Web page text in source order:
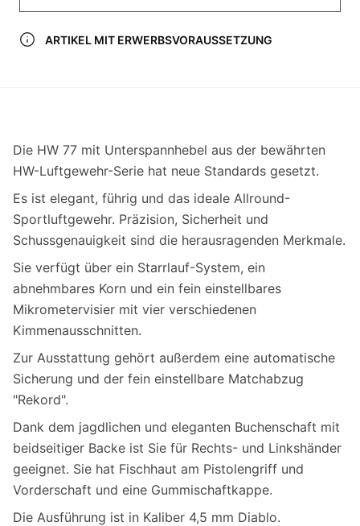
ARTIKEL MIT ERWERBSVORAUSSETZUNG
Die HW 77 mit Unterspannhebel aus der bewährten
HW-Luftgewehr-Serie hat neue Standards gesetzt.
Es ist elegant, führig und das ideale Allround-
Sportluftgewehr. Präzision, Sicherheit und
Schussgenauigkeit sind die herausragenden Merkmale.
Sie verfügt über ein Starrlauf-System, ein
abnehmbares Korn und ein fein einstellbares
Mikrometervisier mit vier verschiedenen
Kimmenausschnitten.
Zur Ausstattung gehört außerdem eine automatische
Sicherung und der fein einstellbare Matchabzug
"Rekord".
Dank dem jagdlichen und eleganten Buchenschaft mit
beidseitiger Backe ist Sie für Rechts- und Linkshänder
geeignet. Sie hat Fischhaut am Pistolengriff und
Vorderschaft und eine Gummischaftkappe.
Die Ausführung ist in Kaliber 4,5 mm Diablo.